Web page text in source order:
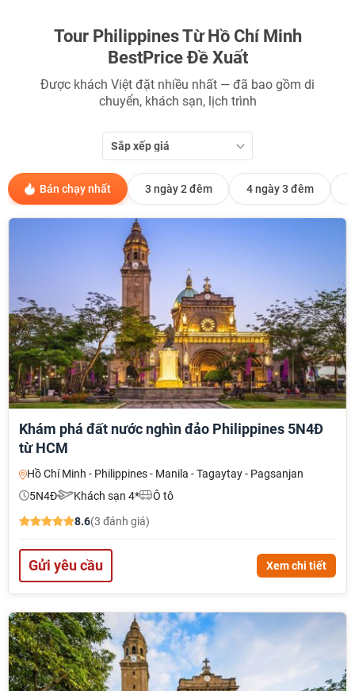
Tour Philippines Từ Hồ Chí Minh
BestPrice Đề Xuất
Được khách Việt đặt nhiều nhất — đã bao gồm di
chuyển, khách sạn, lịch trình
Sắp xếp giá
Bán chạy nhất 3 ngày 2 đêm 4 ngày 3 đêm
Khám phá đất nước nghìn đảo Philippines 5N4Đ
từ HCM
Hồ Chí Minh - Philippines - Manila - Tagaytay - Pagsanjan
5N4Đ
Khách sạn 4*
Ô tô
8.6(3 đánh giá)
Gửi yêu cầu Xem chi tiết
TƯ VẤN NGAY
TƯ VẤN NGAY
NHẬN ƯU ĐÃI NGAY